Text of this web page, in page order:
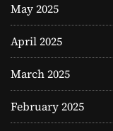
May 2025
April 2025
March 2025
February 2025